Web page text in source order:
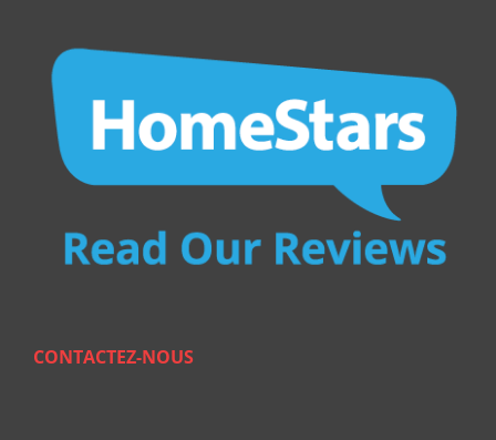
CONTACTEZ-NOUS